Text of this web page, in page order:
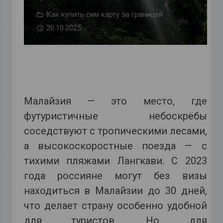
Как купить сим карту за границей
20.10.2025
Малайзия — это место, где
футуристичные небоскрёбы
соседствуют с тропическими лесами,
а высокоскоростные поезда — с
тихими пляжами Лангкави. С 2023
года россияне могут без визы
находиться в Малайзии до 30 дней,
что делает страну особенно удобной
для туристов. Но для